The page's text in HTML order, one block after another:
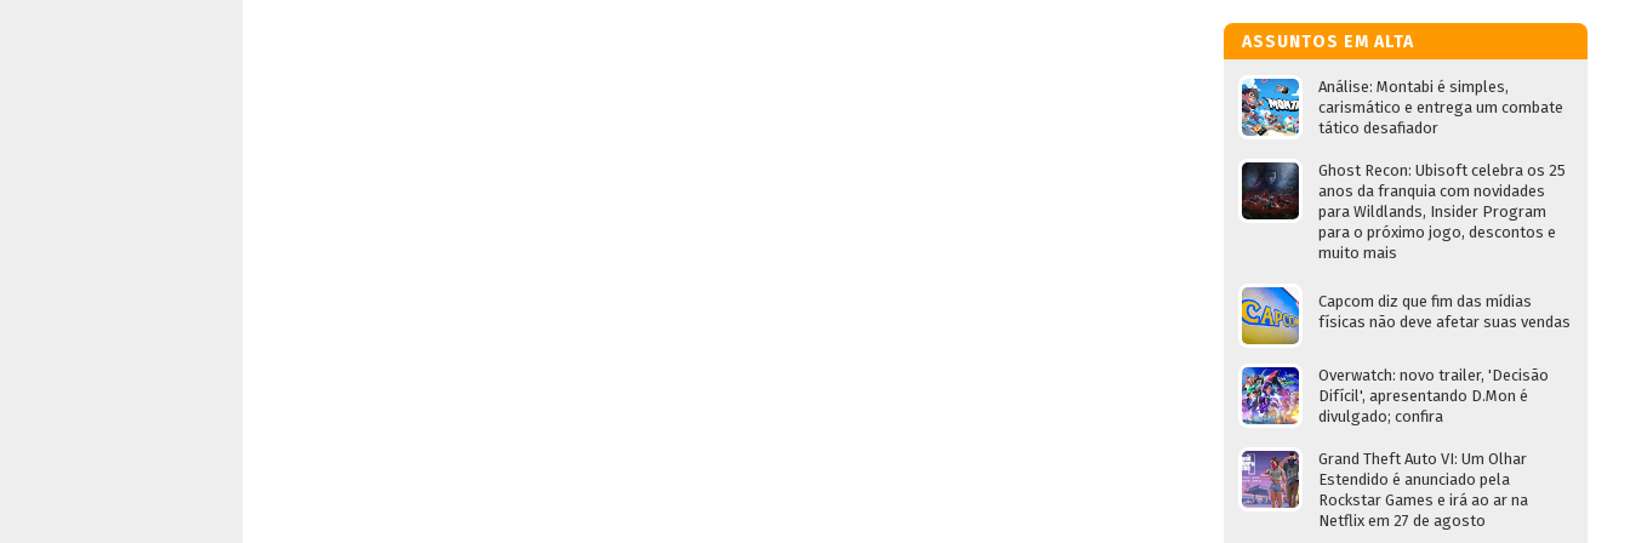
ASSUNTOS EM ALTA
Análise: Montabi é simples,
carismático e entrega um combate
tático desafiador
Ghost Recon: Ubisoft celebra os 25
anos da franquia com novidades
para Wildlands, Insider Program
para o próximo jogo, descontos e
muito mais
Capcom diz que fim das mídias
físicas não deve afetar suas vendas
Overwatch: novo trailer, 'Decisão
Difícil', apresentando D.Mon é
divulgado; confira
Grand Theft Auto VI: Um Olhar
Estendido é anunciado pela
Rockstar Games e irá ao ar na
Netflix em 27 de agosto